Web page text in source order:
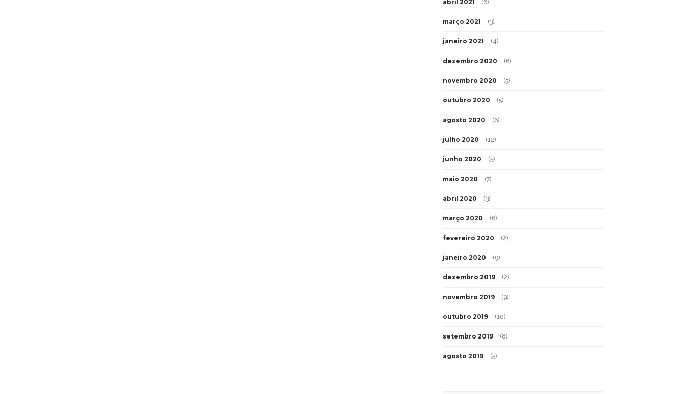
abril 2021 (6)
março 2021 (3)
janeiro 2021 (4)
dezembro 2020 (6)
novembro 2020 (5)
outubro 2020 (5)
agosto 2020 (6)
julho 2020 (12)
junho 2020 (5)
maio 2020 (7)
abril 2020 (3)
março 2020 (6)
fevereiro 2020 (2)
janeiro 2020 (9)
dezembro 2019 (2)
novembro 2019 (9)
outubro 2019 (10)
setembro 2019 (8)
agosto 2019 (5)